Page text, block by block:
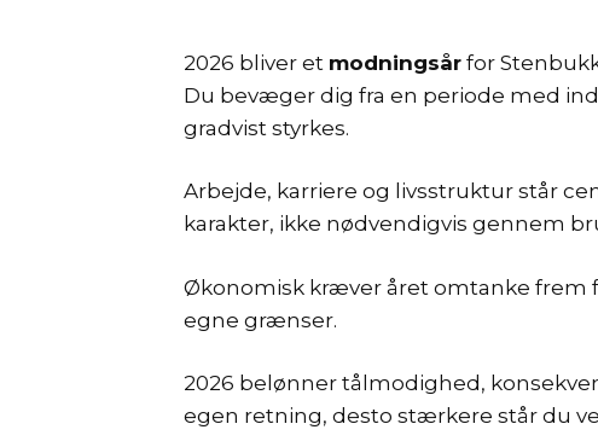
2026 bliver et modningsår for
Du bevæger dig fra en periode med
gradvist styrkes.
Arbejde, karriere og livsstruktur står
karakter, ikke nødvendigvis gennem
Økonomisk kræver året omtanke frem
egne grænser.
2026 belønner tålmodighed,
egen retning, desto stærkere står du